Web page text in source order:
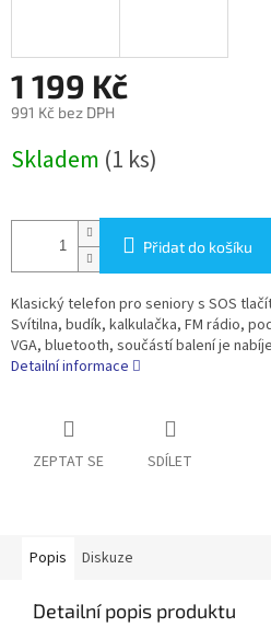
1 199 Kč
991 Kč bez DPH
cena:
Skladem (1 ks)
Přidat do košíku
Klasický telefon pro seniory s SOS
Svítilna, budík, kalkulačka, FM rádio,
VGA, bluetooth, součástí balení je
Detailní informace
ZEPTAT SE SDÍLET
Popis Diskuze
Detailní popis produktu